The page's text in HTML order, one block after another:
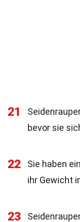
21
bevor sie
22
Sie haben
ihr Gewicht
23